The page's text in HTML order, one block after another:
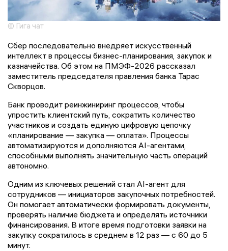
© Гига чат
Сбер последовательно внедряет искусственный
интеллект в процессы бизнес-планирования, закупок и
казначейства. Об этом на ПМЭФ-2026 рассказал
заместитель председателя правления банка Тарас
Скворцов.
Банк проводит реинжиниринг процессов, чтобы
упростить клиентский путь, сократить количество
участников и создать единую цифровую цепочку
«планирование — закупка — оплата». Процессы
автоматизируются и дополняются AI-агентами,
способными выполнять значительную часть операций
автономно.
Одним из ключевых решений стал AI-агент для
сотрудников — инициаторов закупочных потребностей.
Он помогает автоматически формировать документы,
проверять наличие бюджета и определять источники
финансирования. В итоге время подготовки заявки на
закупку сократилось в среднем в 12 раз — с 60 до 5
минут.